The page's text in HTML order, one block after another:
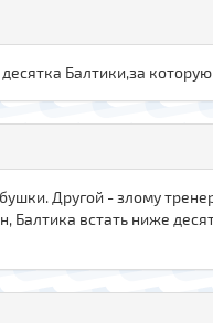
Балтики,за
Другой - злому
Балтика встать ниже